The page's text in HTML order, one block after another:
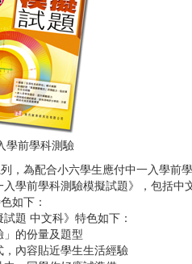
學前學科測驗
，為配合小六學生應付中一入學前學
學前學科測驗模擬試題》，包括中
如下：
題 中文科》特色如下：
」的份量及題型
，內容貼近學生生活經驗